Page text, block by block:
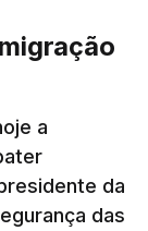
a
da
das